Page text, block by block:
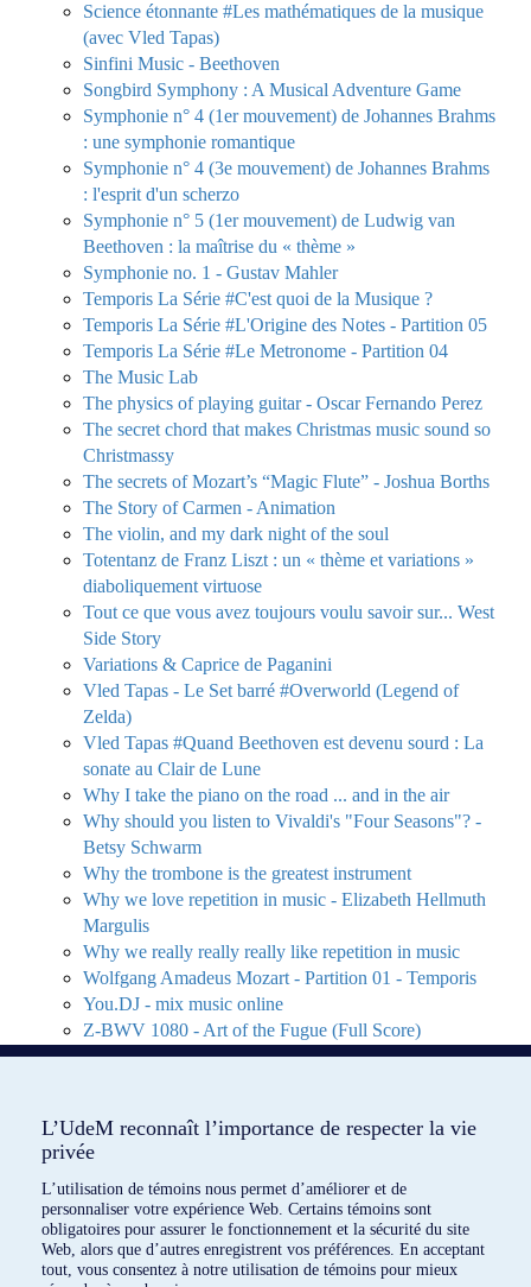
Science étonnante #Les mathématiques de la musique
(avec Vled Tapas)
Sinfini Music - Beethoven
Songbird Symphony : A Musical Adventure Game
Symphonie n° 4 (1er mouvement) de Johannes Brahms
: une symphonie romantique
Symphonie n° 4 (3e mouvement) de Johannes Brahms
: l'esprit d'un scherzo
Symphonie n° 5 (1er mouvement) de Ludwig van
Beethoven : la maîtrise du « thème »
Symphonie no. 1 - Gustav Mahler
Temporis La Série #C'est quoi de la Musique ?
Temporis La Série #L'Origine des Notes - Partition 05
Temporis La Série #Le Metronome - Partition 04
The Music Lab
The physics of playing guitar - Oscar Fernando Perez
The secret chord that makes Christmas music sound so
Christmassy
The secrets of Mozart’s “Magic Flute” - Joshua Borths
The Story of Carmen - Animation
The violin, and my dark night of the soul
Totentanz de Franz Liszt : un « thème et variations »
diaboliquement virtuose
Tout ce que vous avez toujours voulu savoir sur... West
Side Story
Variations & Caprice de Paganini
Vled Tapas - Le Set barré #Overworld (Legend of
Zelda)
Vled Tapas #Quand Beethoven est devenu sourd : La
sonate au Clair de Lune
Why I take the piano on the road ... and in the air
Why should you listen to Vivaldi's "Four Seasons"? -
Betsy Schwarm
Why the trombone is the greatest instrument
Why we love repetition in music - Elizabeth Hellmuth
Margulis
Why we really really really like repetition in music
Wolfgang Amadeus Mozart - Partition 01 - Temporis
You.DJ - mix music online
Z-BWV 1080 - Art of the Fugue (Full Score)
Z-Giuseppe Verdi - Messa da Requiem 360°
L’UdeM reconnaît l’importance de respecter la vie
privée
L’utilisation de témoins nous permet d’améliorer et de
personnaliser votre expérience Web. Certains témoins sont
obligatoires pour assurer le fonctionnement et la sécurité du site
Web, alors que d’autres enregistrent vos préférences. En acceptant
tout, vous consentez à notre utilisation de témoins pour mieux